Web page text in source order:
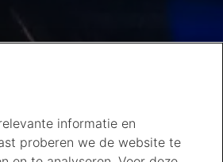
informatie en
proberen we de website te